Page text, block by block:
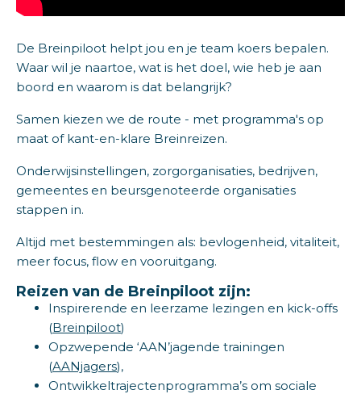
De Breinpiloot helpt jou en je team koers bepalen.
Waar wil je naartoe, wat is het doel, wie heb je aan
boord en waarom is dat belangrijk?
Samen kiezen we de route - met programma's op
maat of kant-en-klare Breinreizen.
Onderwijsinstellingen, zorgorganisaties, bedrijven,
gemeentes en beursgenoteerde organisaties
stappen in.
Altijd met bestemmingen als: bevlogenheid, vitaliteit,
meer focus, flow en vooruitgang.
Reizen van de Breinpiloot zijn:
Inspirerende en leerzame lezingen en kick-offs
(Breinpiloot)
Opzwepende ‘AAN’jagende trainingen
(AANjagers),
Ontwikkeltrajectenprogramma’s om sociale